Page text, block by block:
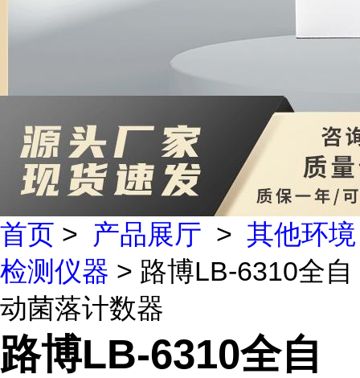
首页 > 产品展厅 > 其他环境
检测仪器 > 路博LB-6310全自
动菌落计数器
路博LB-6310全自